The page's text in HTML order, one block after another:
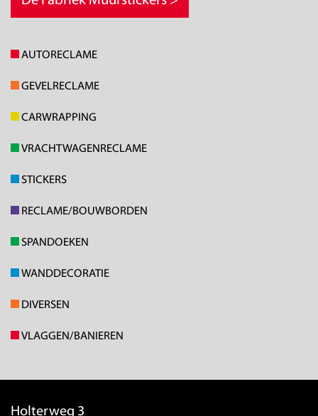
AUTORECLAME
GEVELRECLAME
CARWRAPPING
VRACHTWAGENRECLAME
STICKERS
RECLAME/BOUWBORDEN
SPANDOEKEN
WANDDECORATIE
DIVERSEN
VLAGGEN/BANIEREN
Holterweg 3